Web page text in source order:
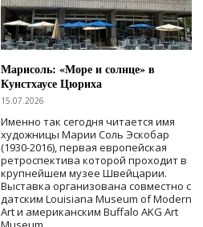
Марисоль: «Море и солнце» в
Кунстхаусе Цюриха
15.07.2026
Именно так сегодня читается имя
художницы Марии Соль Эскобар
(1930-2016), первая европейская
ретроспектива которой проходит в
крупнейшем музее Швейцарии.
Выставка организована совместно с
датским Louisiana Museum of Modern
Art и американским Buffalo AKG Art